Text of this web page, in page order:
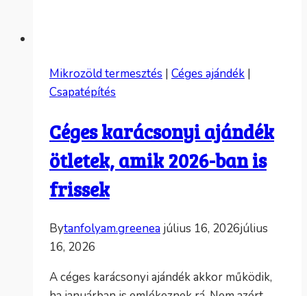
Mikrozöld termesztés | Céges ajándék |
Csapatépítés
Céges karácsonyi ajándék
ötletek, amik 2026-ban is
frissek
Bytanfolyam.greenea július 16, 2026július
16, 2026
A céges karácsonyi ajándék akkor működik,